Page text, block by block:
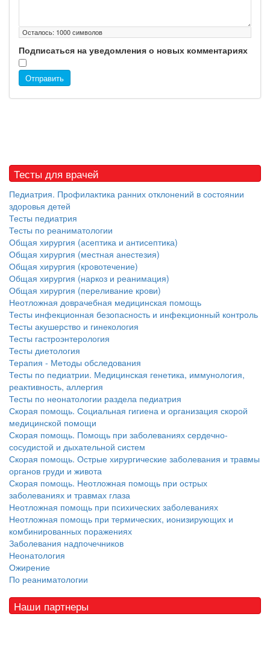
Осталось: 1000символов
Подписаться на уведомления о новых комментариях
Отправить
Тесты для врачей
Педиатрия. Профилактика ранних отклонений в состоянии
здоровья детей
Тесты педиатрия
Тесты по реаниматологии
Общая хирургия (асептика и антисептика)
Общая хирургия (местная анестезия)
Общая хирургия (кровотечение)
Общая хирургия (наркоз и реанимация)
Общая хирургия (переливание крови)
Неотложная доврачебная медицинская помощь
Тесты инфекционная безопасность и инфекционный контроль
Тесты акушерство и гинекология
Тесты гастроэнтерология
Тесты диетология
Терапия - Методы обследования
Тесты по педиатрии. Медицинская генетика, иммунология,
реактивность, аллергия
Тесты по неонатологии раздела педиатрия
Скорая помощь. Социальная гигиена и организация скорой
медицинской помощи
Скорая помощь. Помощь при заболеваниях сердечно-
сосудистой и дыхательной систем
Скорая помощь. Острые хирургические заболевания и травмы
органов груди и живота
Скорая помощь. Неотложная помощь при острых
заболеваниях и травмах глаза
Неотложная помощь при психических заболеваниях
Неотложная помощь при термических, ионизирующих и
комбинированных поражениях
Заболевания надпочечников
Неонатология
Ожирение
По реаниматологии
Наши партнеры